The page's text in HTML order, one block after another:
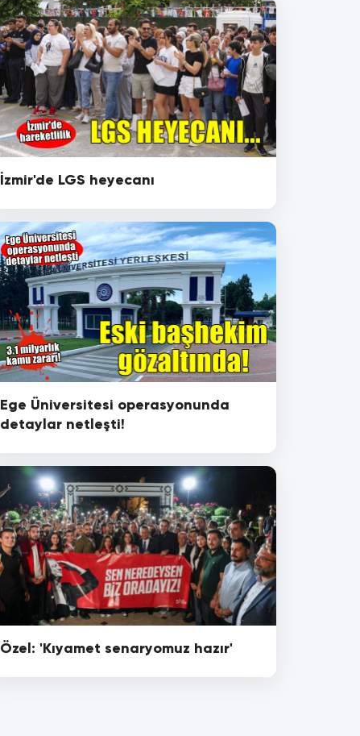
İzmir'de LGS heyecanı
Ege Üniversitesi operasyonunda
detaylar netleşti!
Özel: 'Kıyamet senaryomuz hazır'